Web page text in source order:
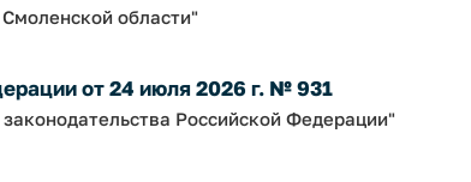
области"
от 24 июля 2026 г. № 931
Российской Федерации"